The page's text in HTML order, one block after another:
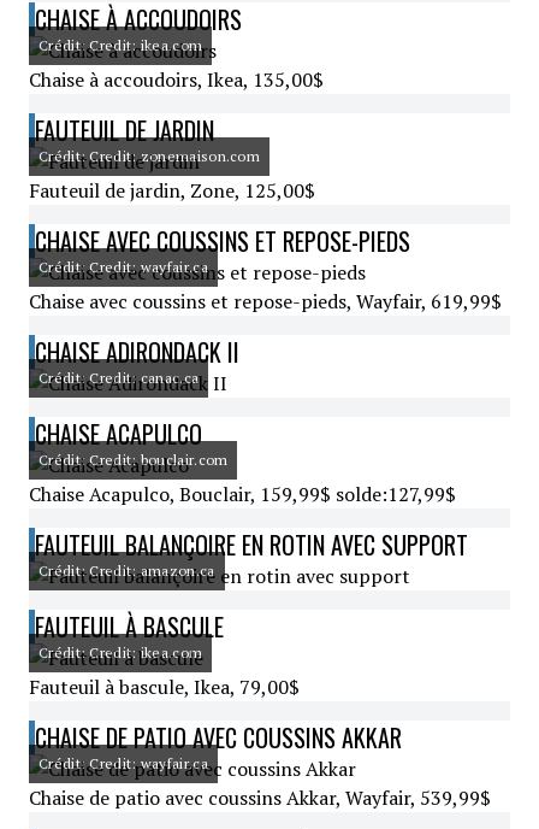
CHAISE À ACCOUDOIRS
Crédit: Credit: ikea.com
Chaise à accoudoirs, Ikea, 135,00$
FAUTEUIL DE JARDIN
Crédit: Credit: zonemaison.com
Fauteuil de jardin, Zone, 125,00$
CHAISE AVEC COUSSINS ET REPOSE-PIEDS
Crédit: Credit: wayfair.ca
Chaise avec coussins et repose-pieds, Wayfair, 619,99$
CHAISE ADIRONDACK II
Crédit: Credit: canac.ca
CHAISE ACAPULCO
Crédit: Credit: bouclair.com
Chaise Acapulco, Bouclair, 159,99$ solde:127,99$
FAUTEUIL BALANÇOIRE EN ROTIN AVEC SUPPORT
Crédit: Credit: amazon.ca
FAUTEUIL À BASCULE
Crédit: Credit: ikea.com
Fauteuil à bascule, Ikea, 79,00$
CHAISE DE PATIO AVEC COUSSINS AKKAR
Crédit: Credit: wayfair.ca
Chaise de patio avec coussins Akkar, Wayfair, 539,99$